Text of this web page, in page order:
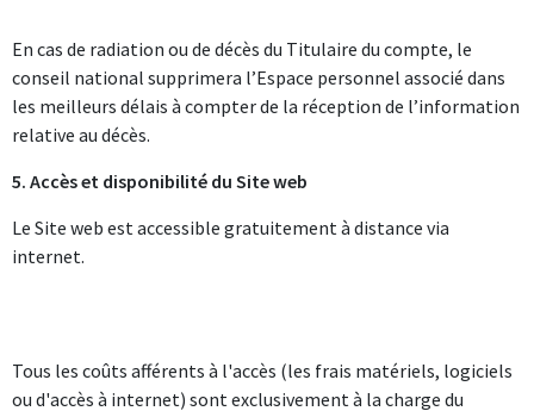
En cas de radiation ou de décès du Titulaire du compte, le
conseil national supprimera l’Espace personnel associé dans
les meilleurs délais à compter de la réception de l’information
relative au décès.
5. Accès et disponibilité du Site web
Le Site web est accessible gratuitement à distance via
internet.
Tous les coûts afférents à l'accès (les frais matériels, logiciels
ou d'accès à internet) sont exclusivement à la charge du